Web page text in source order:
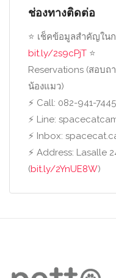
ช่องทางติดต่อ
⭐️ เช็คข้อมูลสำคัญใน
bit.ly/2s9cPjT ⭐️
Reservations (สอบถ
น้องแมว)
⚡️ Call: 082-941-
⚡️ Line:
⚡️ Inbox:
⚡️ Address: Lasalle
(bit.ly/2YnUE8W)